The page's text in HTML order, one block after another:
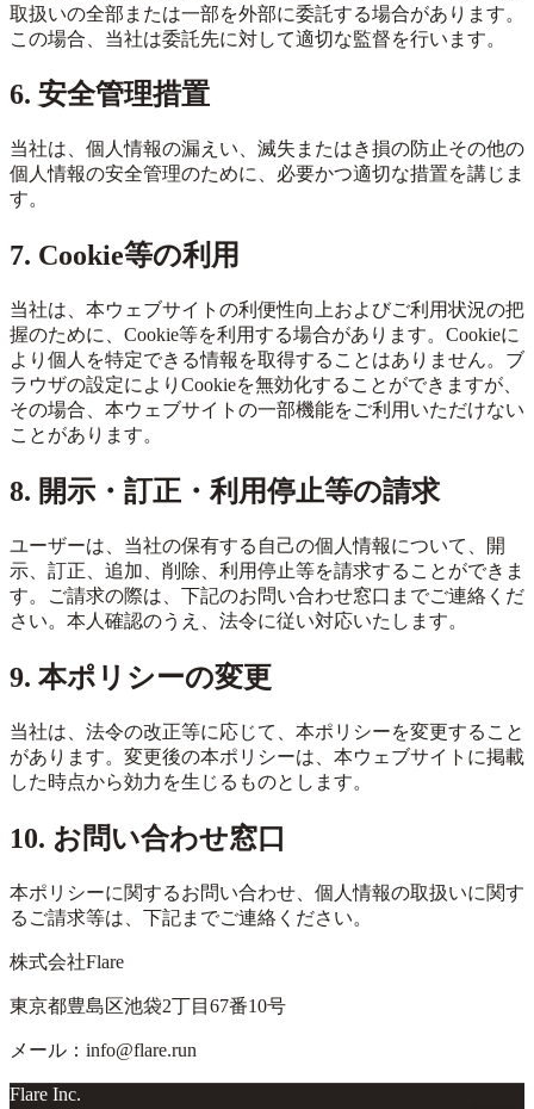
取扱いの全部または一部を外部に委託する場合があります。
この場合、当社は委託先に対して適切な監督を行います。
6. 安全管理措置
当社は、個人情報の漏えい、滅失またはき損の防止その他の
個人情報の安全管理のために、必要かつ適切な措置を講じま
す。
7. Cookie等の利用
当社は、本ウェブサイトの利便性向上およびご利用状況の把
握のために、Cookie等を利用する場合があります。Cookieに
より個人を特定できる情報を取得することはありません。ブ
ラウザの設定によりCookieを無効化することができますが、
その場合、本ウェブサイトの一部機能をご利用いただけない
ことがあります。
8. 開示・訂正・利用停止等の請求
ユーザーは、当社の保有する自己の個人情報について、開
示、訂正、追加、削除、利用停止等を請求することができま
す。ご請求の際は、下記のお問い合わせ窓口までご連絡くだ
さい。本人確認のうえ、法令に従い対応いたします。
9. 本ポリシーの変更
当社は、法令の改正等に応じて、本ポリシーを変更すること
があります。変更後の本ポリシーは、本ウェブサイトに掲載
した時点から効力を生じるものとします。
10. お問い合わせ窓口
本ポリシーに関するお問い合わせ、個人情報の取扱いに関す
るご請求等は、下記までご連絡ください。
株式会社Flare
東京都豊島区池袋2丁目67番10号
メール：info@flare.run
Flare Inc.